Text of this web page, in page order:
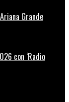
Grande
con ‘Radio